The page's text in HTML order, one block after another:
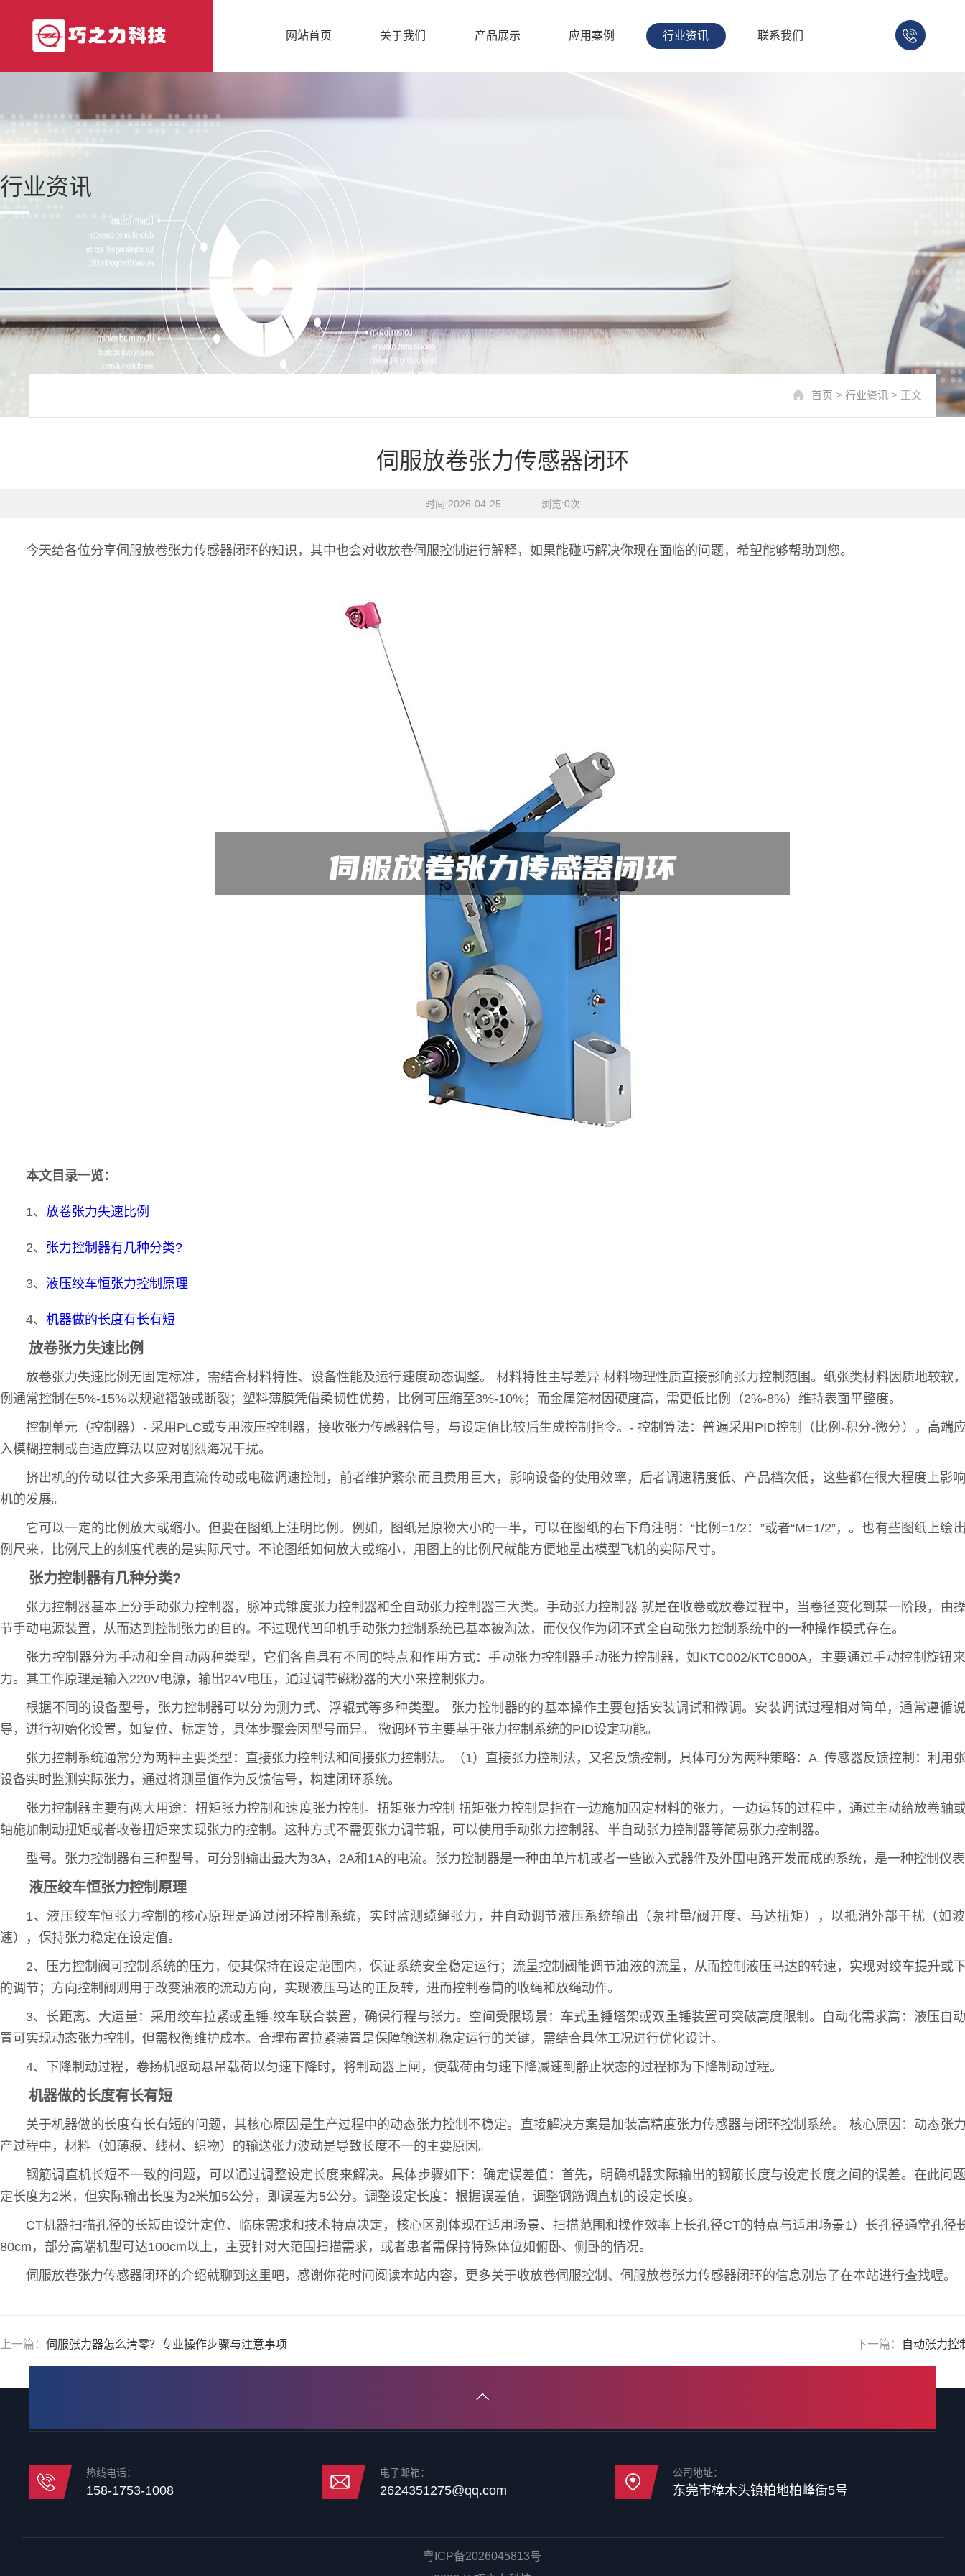
网站首页 关于我们 产品展示 应用案例 行业资讯 联系我们
行业资讯
首页 > 行业资讯 > 正文
伺服放卷张力传感器闭环
时间:2026-04-25    浏览:0次
今天给各位分享伺服放卷张力传感器闭环的知识，其中也会对收放卷伺服控制进行解释，如果能碰巧解决你现在面临的问题，希望能够帮助到您。
本文目录一览：
1、 放卷张力失速比例
2、 张力控制器有几种分类?
3、 液压绞车恒张力控制原理
4、 机器做的长度有长有短
放卷张力失速比例
放卷张力失速比例无固定标准，需结合材料特性、设备性能及运行速度动态调整。 材料特性主导差异 材料物理性质直接影响张力控制范围。纸张类材料因质地较软
例通常控制在5%-15%以规避褶皱或断裂；塑料薄膜凭借柔韧性优势，比例可压缩至3%-10%；而金属箔材因硬度高，需更低比例（2%-8%）维持表面平整度。
控制单元（控制器）- 采用PLC或专用液压控制器，接收张力传感器信号，与设定值比较后生成控制指令。- 控制算法：普遍采用PID控制（比例-积分-微分），高端
入模糊控制或自适应算法以应对剧烈海况干扰。
挤出机的传动以往大多采用直流传动或电磁调速控制，前者维护繁杂而且费用巨大，影响设备的使用效率，后者调速精度低、产品档次低，这些都在很大程度上影
机的发展。
它可以一定的比例放大或缩小。但要在图纸上注明比例。例如，图纸是原物大小的一半，可以在图纸的右下角注明：“比例=1/2：”或者“M=1/2”，。也有些图纸上绘
例尺来，比例尺上的刻度代表的是实际尺寸。不论图纸如何放大或缩小，用图上的比例尺就能方便地量出模型飞机的实际尺寸。
张力控制器有几种分类?
张力控制器基本上分手动张力控制器，脉冲式锥度张力控制器和全自动张力控制器三大类。手动张力控制器 就是在收卷或放卷过程中，当卷径变化到某一阶段，由
节手动电源装置，从而达到控制张力的目的。不过现代凹印机手动张力控制系统已基本被淘汰，而仅仅作为闭环式全自动张力控制系统中的一种操作模式存在。
张力控制器分为手动和全自动两种类型，它们各自具有不同的特点和作用方式：手动张力控制器手动张力控制器，如KTC002/KTC800A，主要通过手动控制旋钮
力。其工作原理是输入220V电源，输出24V电压，通过调节磁粉器的大小来控制张力。
根据不同的设备型号，张力控制器可以分为测力式、浮辊式等多种类型。 张力控制器的的基本操作主要包括安装调试和微调。安装调试过程相对简单，通常遵循
导，进行初始化设置，如复位、标定等，具体步骤会因型号而异。 微调环节主要基于张力控制系统的PID设定功能。
张力控制系统通常分为两种主要类型：直接张力控制法和间接张力控制法。（1）直接张力控制法，又名反馈控制，具体可分为两种策略：A. 传感器反馈控制：利用
设备实时监测实际张力，通过将测量值作为反馈信号，构建闭环系统。
张力控制器主要有两大用途：扭矩张力控制和速度张力控制。扭矩张力控制 扭矩张力控制是指在一边施加固定材料的张力，一边运转的过程中，通过主动给放卷轴
轴施加制动扭矩或者收卷扭矩来实现张力的控制。这种方式不需要张力调节辊，可以使用手动张力控制器、半自动张力控制器等简易张力控制器。
型号。张力控制器有三种型号，可分别输出最大为3A，2A和1A的电流。张力控制器是一种由单片机或者一些嵌入式器件及外围电路开发而成的系统，是一种控制仪
液压绞车恒张力控制原理
1、液压绞车恒张力控制的核心原理是通过闭环控制系统，实时监测缆绳张力，并自动调节液压系统输出（泵排量/阀开度、马达扭矩），以抵消外部干扰（如
速），保持张力稳定在设定值。
2、压力控制阀可控制系统的压力，使其保持在设定范围内，保证系统安全稳定运行；流量控制阀能调节油液的流量，从而控制液压马达的转速，实现对绞车提升或
的调节；方向控制阀则用于改变油液的流动方向，实现液压马达的正反转，进而控制卷筒的收绳和放绳动作。
3、长距离、大运量：采用绞车拉紧或重锤-绞车联合装置，确保行程与张力。空间受限场景：车式重锤塔架或双重锤装置可突破高度限制。自动化需求高：液压自
置可实现动态张力控制，但需权衡维护成本。合理布置拉紧装置是保障输送机稳定运行的关键，需结合具体工况进行优化设计。
4、下降制动过程，卷扬机驱动悬吊载荷以匀速下降时，将制动器上闸，使载荷由匀速下降减速到静止状态的过程称为下降制动过程。
机器做的长度有长有短
关于机器做的长度有长有短的问题，其核心原因是生产过程中的动态张力控制不稳定。直接解决方案是加装高精度张力传感器与闭环控制系统。 核心原因：动态张
产过程中，材料（如薄膜、线材、织物）的输送张力波动是导致长度不一的主要原因。
钢筋调直机长短不一致的问题，可以通过调整设定长度来解决。具体步骤如下：确定误差值：首先，明确机器实际输出的钢筋长度与设定长度之间的误差。在此问
定长度为2米，但实际输出长度为2米加5公分，即误差为5公分。调整设定长度：根据误差值，调整钢筋调直机的设定长度。
CT机器扫描孔径的长短由设计定位、临床需求和技术特点决定，核心区别体现在适用场景、扫描范围和操作效率上长孔径CT的特点与适用场景1）长孔径通常孔径
80cm，部分高端机型可达100cm以上，主要针对大范围扫描需求，或者患者需保持特殊体位如俯卧、侧卧的情况。
伺服放卷张力传感器闭环的介绍就聊到这里吧，感谢你花时间阅读本站内容，更多关于收放卷伺服控制、伺服放卷张力传感器闭环的信息别忘了在本站进行查找喔。
上一篇： 伺服张力器怎么清零？专业操作步骤与注意事项 下一篇： 自动张力控
热线电话：
158-1753-1008
电子邮箱：
2624351275@qq.com
公司地址：
东莞市樟木头镇柏地柏峰街5号
粤ICP备2026045813号